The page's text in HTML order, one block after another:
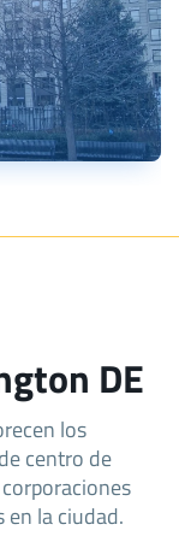
DE
los
centro de
la ciudad.